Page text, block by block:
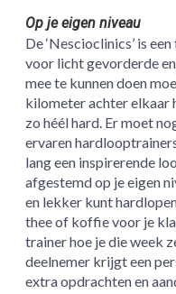
Op je eigen niveau
De ‘Nescioclinics’ is
voor licht gevorderde
mee te kunnen doen
kilometer achter elkaar
zo héél hard. Er moet
ervaren
lang een inspirerende
afgestemd op je eigen
en lekker kunt
thee of koffie voor je
trainer hoe je die week
deelnemer krijgt een
extra opdrachten en